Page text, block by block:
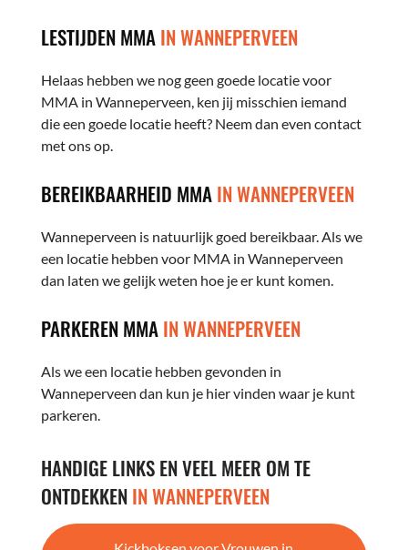
LESTIJDEN MMAIN WANNEPERVEEN
Helaas hebben we nog geen goede locatie voor
MMA in Wanneperveen, ken jij misschien iemand
die een goede locatie heeft? Neem dan even contact
met ons op.
BEREIKBAARHEID MMAIN WANNEPERVEEN
Wanneperveen is natuurlijk goed bereikbaar. Als we
een locatie hebben voor MMA in Wanneperveen
dan laten we gelijk weten hoe je er kunt komen.
PARKEREN MMAIN WANNEPERVEEN
Als we een locatie hebben gevonden in
Wanneperveen dan kun je hier vinden waar je kunt
parkeren.
HANDIGE LINKS EN VEEL MEER OM TE
ONTDEKKENIN WANNEPERVEEN